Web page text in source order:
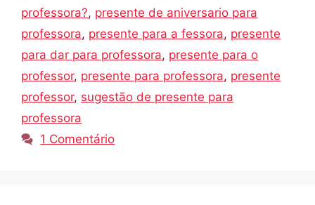
professora?, presente de aniversario para
professora, presente para a fessora, presente
para dar para professora, presente para o
professor, presente para professora, presente
professor, sugestão de presente para
professora
1 Comentário